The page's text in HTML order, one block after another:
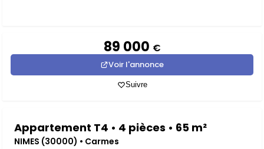
89 000 €
Voir l'annonce
Suivre
Appartement T4 • 4 pièces • 65 m²
NIMES (30000) • Carmes